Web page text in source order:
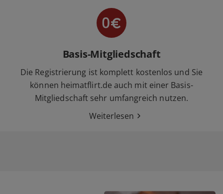
Basis-Mitgliedschaft
Die Registrierung ist komplett kostenlos und Sie
können heimatflirt.de auch mit einer Basis-
Mitgliedschaft sehr umfangreich nutzen.
Weiterlesen